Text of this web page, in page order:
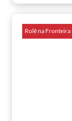
Rolê na Fronteira